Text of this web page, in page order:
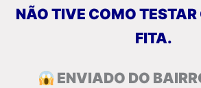
NÃO TIVE COMO
FITA.
ENVIADO DO